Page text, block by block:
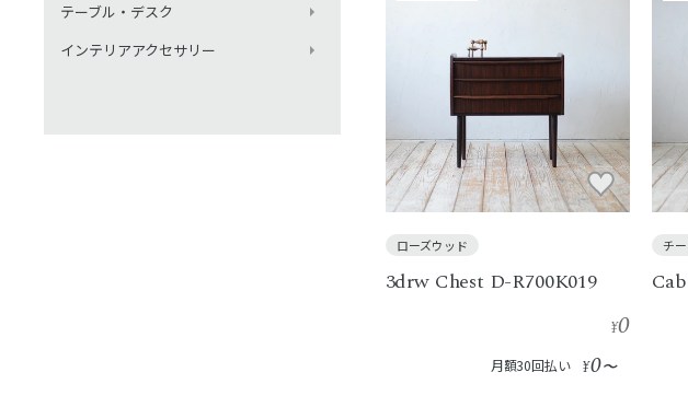
テーブル・デスク
インテリアアクセサリー
ローズウッド
3drw Chest D-R700K019
¥0
月額30回払い ¥0〜
チ